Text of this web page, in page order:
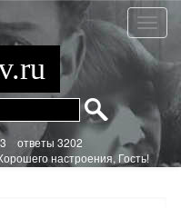
в
ответы 3202
настроения, Гость!